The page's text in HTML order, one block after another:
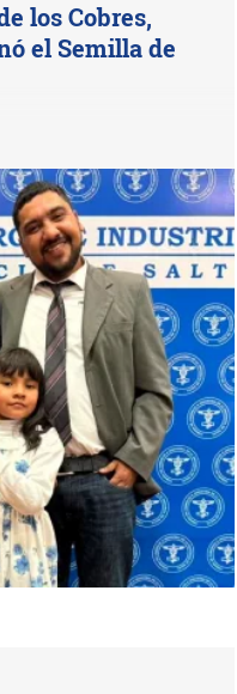
los Cobres,
el Semilla de